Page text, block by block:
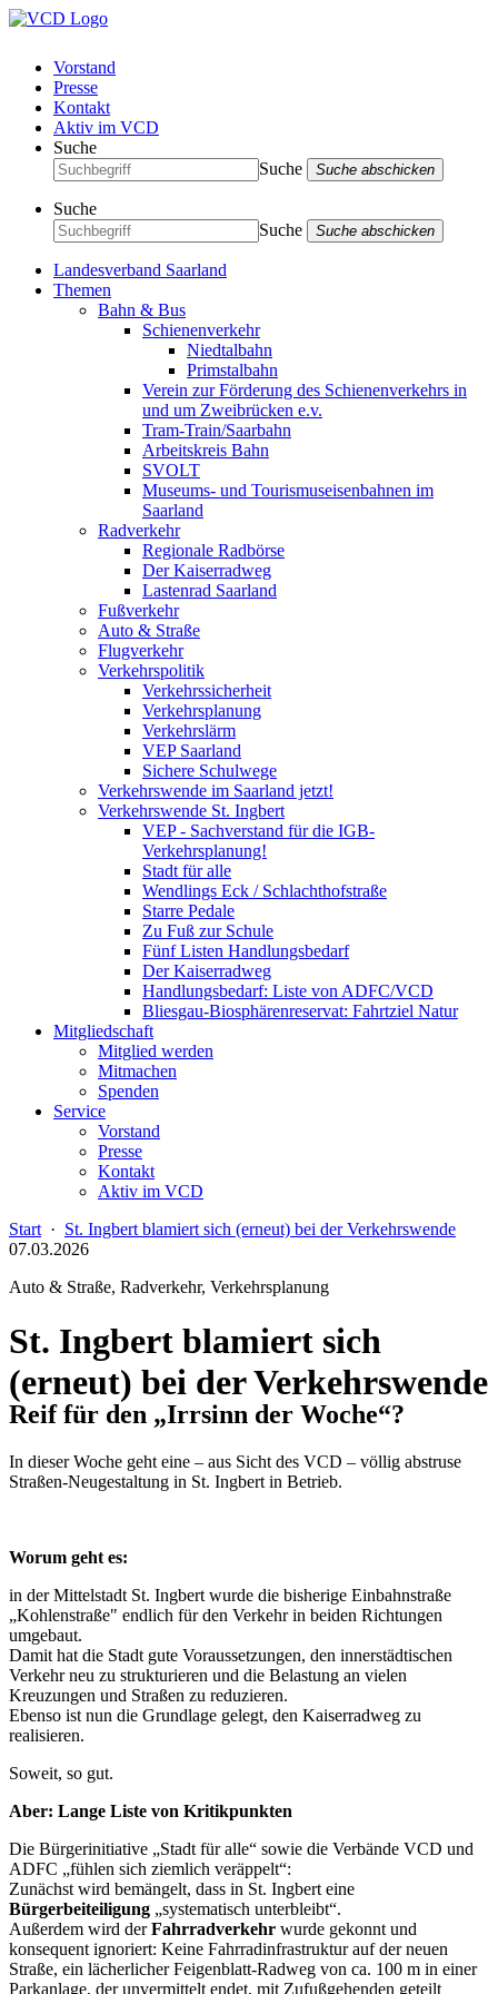
Vorstand
Presse
Kontakt
Aktiv im VCD
Suche
Suche
Suche abschicken
Suche
Suche
Suche abschicken
Landesverband Saarland
Themen
Bahn & Bus
Schienenverkehr
Niedtalbahn
Primstalbahn
Verein zur Förderung des Schienenverkehrs in
und um Zweibrücken e.v.
Tram-Train/Saarbahn
Arbeitskreis Bahn
SVOLT
Museums- und Tourismuseisenbahnen im
Saarland
Radverkehr
Regionale Radbörse
Der Kaiserradweg
Lastenrad Saarland
Fußverkehr
Auto & Straße
Flugverkehr
Verkehrspolitik
Verkehrssicherheit
Verkehrsplanung
Verkehrslärm
VEP Saarland
Sichere Schulwege
Verkehrswende im Saarland jetzt!
Verkehrswende St. Ingbert
VEP - Sachverstand für die IGB-
Verkehrsplanung!
Stadt für alle
Wendlings Eck / Schlachthofstraße
Starre Pedale
Zu Fuß zur Schule
Fünf Listen Handlungsbedarf
Der Kaiserradweg
Handlungsbedarf: Liste von ADFC/VCD
Bliesgau-Biosphärenreservat: Fahrtziel Natur
Mitgliedschaft
Mitglied werden
Mitmachen
Spenden
Service
Vorstand
Presse
Kontakt
Aktiv im VCD
Start · St. Ingbert blamiert sich (erneut) bei der Verkehrswende
07.03.2026
Auto & Straße, Radverkehr, Verkehrsplanung
St. Ingbert blamiert sich
(erneut) bei der Verkehrswende
Reif für den „Irrsinn der Woche“?
In dieser Woche geht eine – aus Sicht des VCD – völlig abstruse
Straßen-Neugestaltung in St. Ingbert in Betrieb.
Worum geht es:
in der Mittelstadt St. Ingbert wurde die bisherige Einbahnstraße
„Kohlenstraße" endlich für den Verkehr in beiden Richtungen
umgebaut.
Damit hat die Stadt gute Voraussetzungen, den innerstädtischen
Verkehr neu zu strukturieren und die Belastung an vielen
Kreuzungen und Straßen zu reduzieren.
Ebenso ist nun die Grundlage gelegt, den Kaiserradweg zu
realisieren.
Soweit, so gut.
Aber: Lange Liste von Kritikpunkten
Die Bürgerinitiative „Stadt für alle“ sowie die Verbände VCD und
ADFC „fühlen sich ziemlich veräppelt“:
Zunächst wird bemängelt, dass in St. Ingbert eine
Bürgerbeiteiligung „systematisch unterbleibt“.
Außerdem wird derFahrradverkehr wurde gekonnt und
konsequent ignoriert: Keine Fahrradinfrastruktur auf der neuen
Straße, ein lächerlicher Feigenblatt-Radweg von ca. 100 m in einer
Parkanlage, der unvermittelt endet, mit Zufußgehenden geteilt